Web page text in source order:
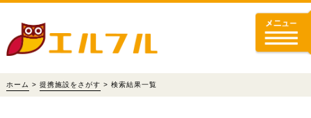
ホーム > 提携施設をさがす > 検索結果一覧